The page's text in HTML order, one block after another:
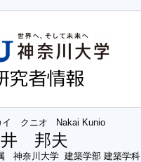
イ クニオ Nakai Kunio
井 邦夫
神奈川大学 建築学部 建築学科